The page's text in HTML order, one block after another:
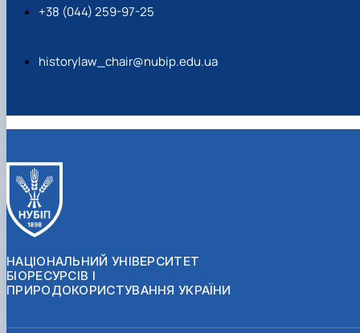
+38 (044) 259-97-25
historylaw_chair@nubip.edu.ua
НАЦІОНАЛЬНИЙ УНІВЕРСИТЕТ
БІОРЕСУРСІВ І
ПРИРОДОКОРИСТУВАННЯ УКРАЇНИ